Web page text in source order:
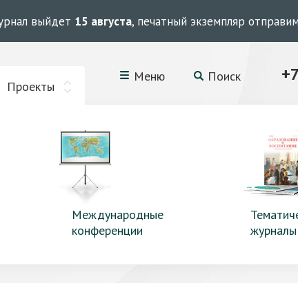
выйдет 15 августа, печатный экземпляр отправим
Проекты
Меню Поиск
Международные
конференции
журналы